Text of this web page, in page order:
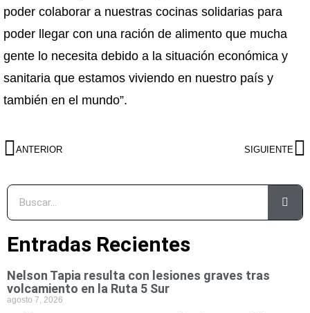
poder colaborar a nuestras cocinas solidarias para
poder llegar con una ración de alimento que mucha
gente lo necesita debido a la situación económica y
sanitaria que estamos viviendo en nuestro país y
también en el mundo”.
ANTERIOR SIGUIENTE
Entradas Recientes
Nelson Tapia resulta con lesiones graves tras
volcamiento en la Ruta 5 Sur
agosto 7, 2026